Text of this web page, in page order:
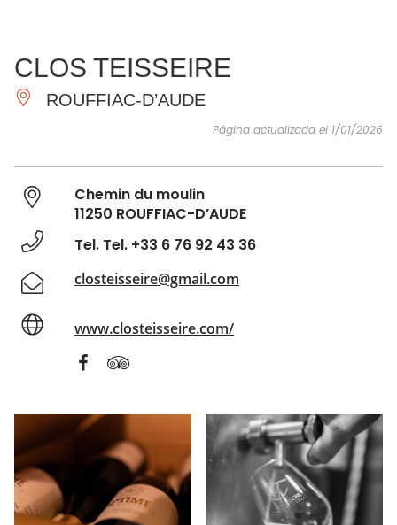
IMPRESCINDIBLES
HACER
CLOS TEISSEIRE
ROUFFIAC-D’AUDE
Página actualizada el 1/01/2026
Chemin du moulin
11250 ROUFFIAC-D’AUDE
Tel. Tel. +33 6 76 92 43 36
closteisseire@gmail.com
www.closteisseire.com/